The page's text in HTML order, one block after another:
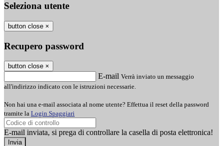
Seleziona utente
button close ×
Recupero password
button close ×
E-mail Verrà inviato un messaggio
all'indirizzo indicato con le istruzioni necessarie.
Non hai una e-mail associata al nome utente? Effettua il reset della password
tramite la Login Spaggiari
E-mail inviata, si prega di controllare la casella di posta elettronica!